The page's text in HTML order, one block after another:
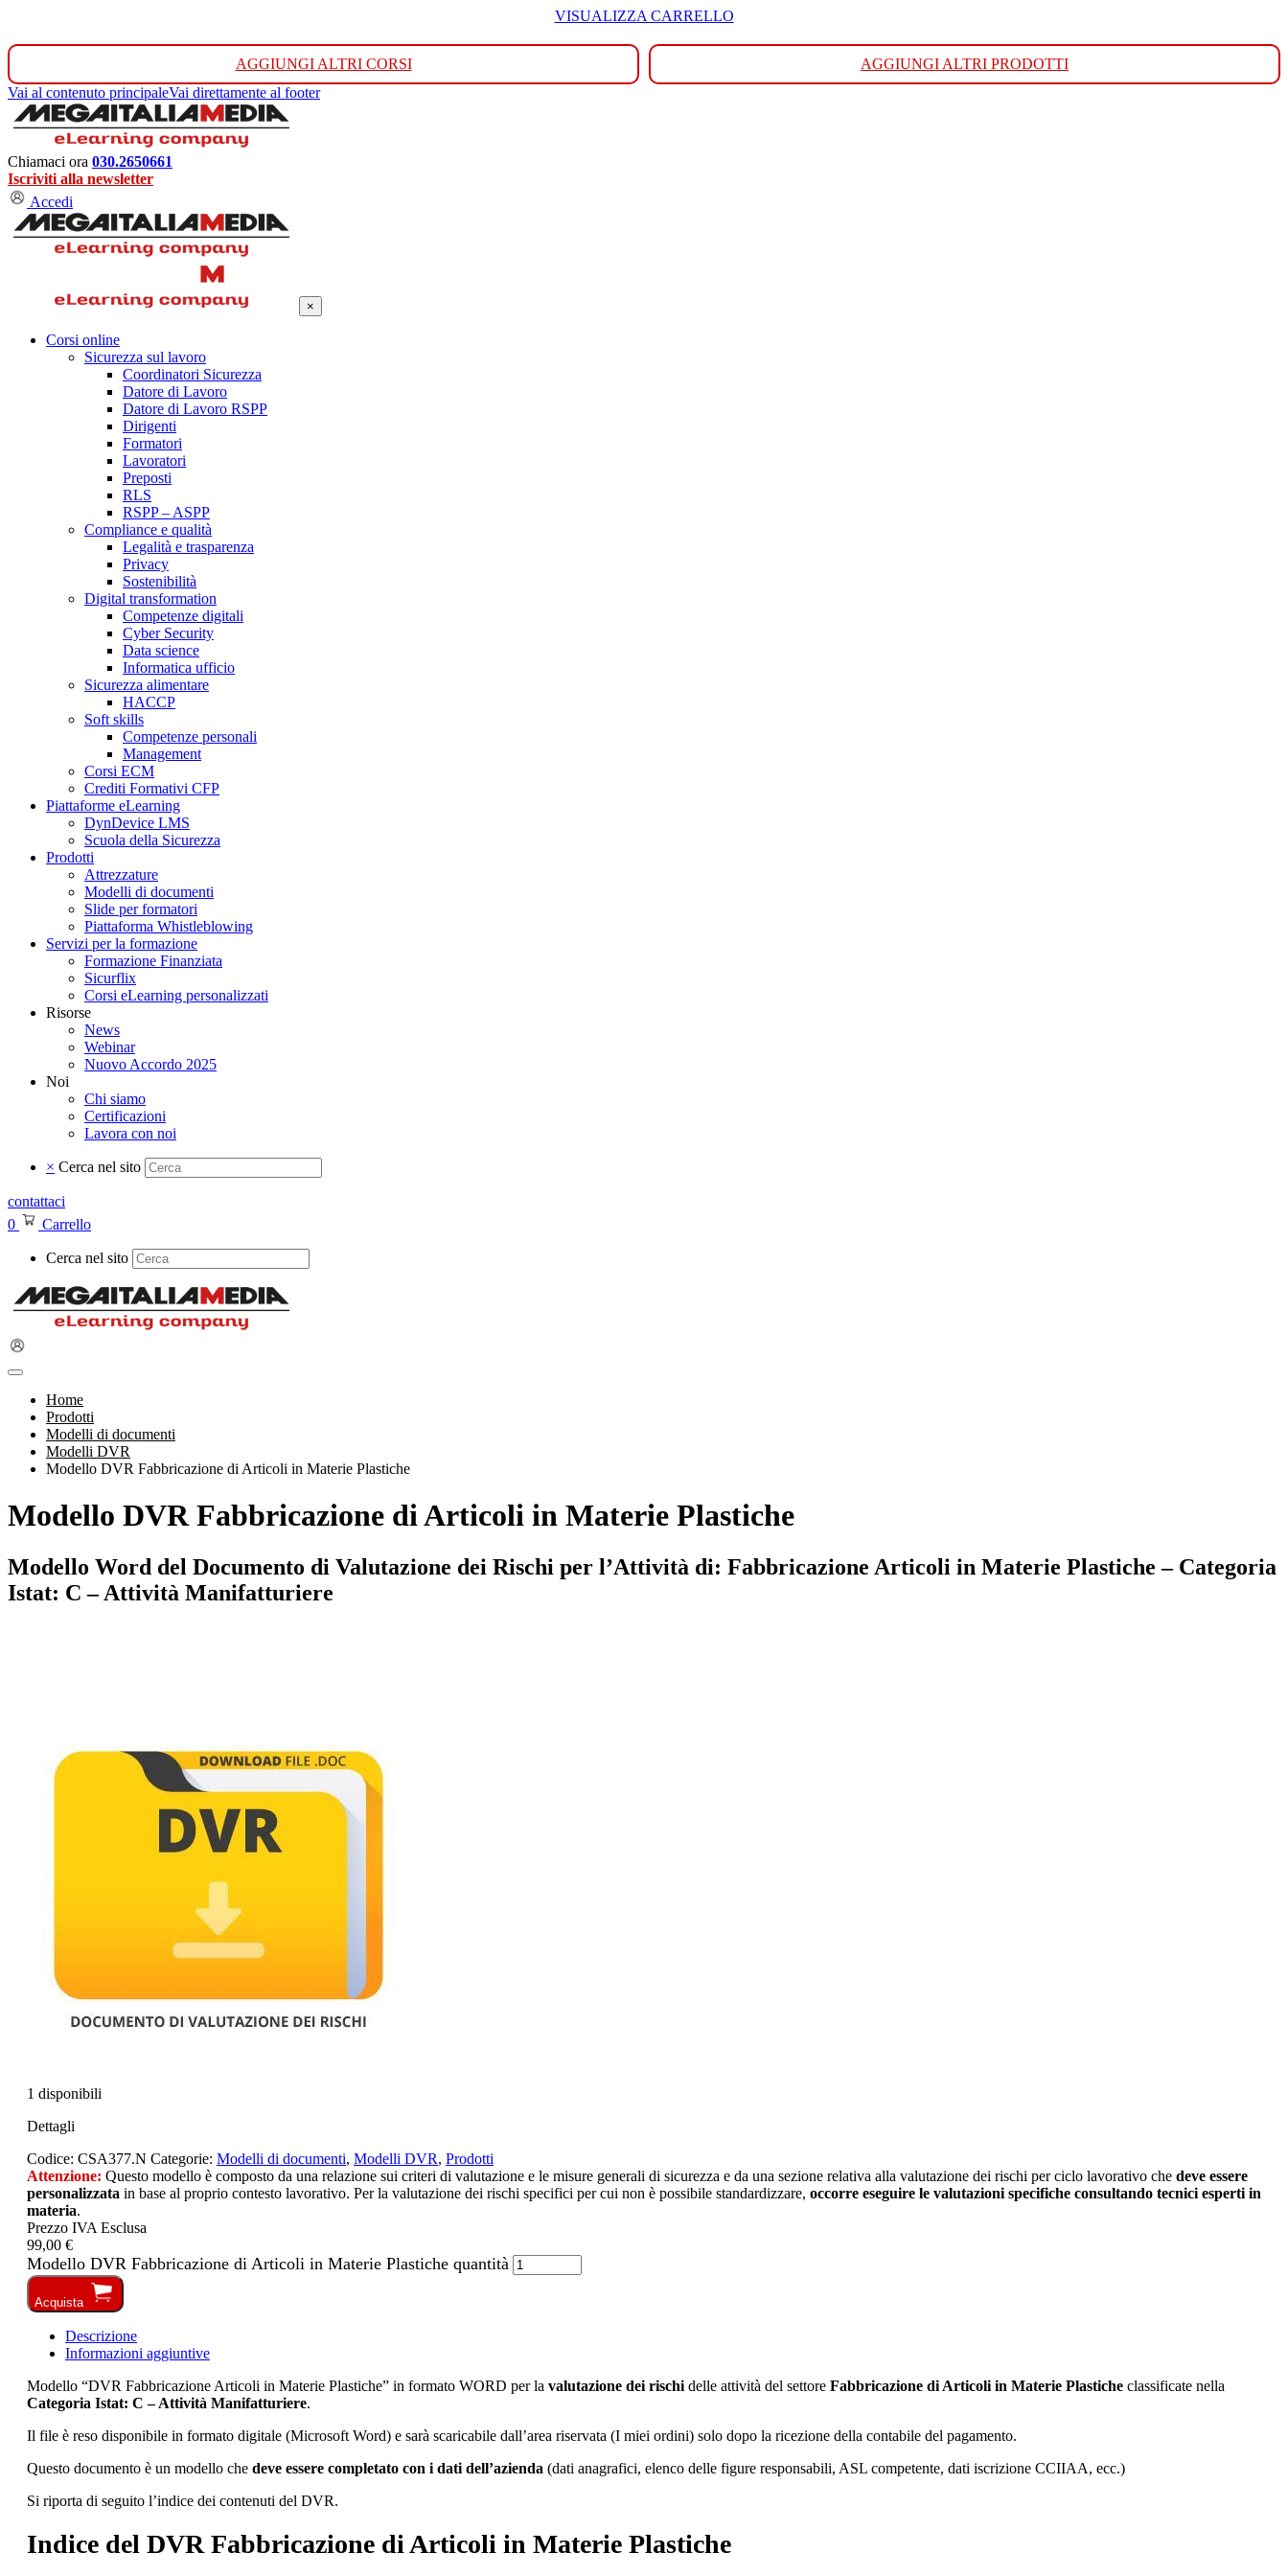
VISUALIZZA CARRELLO
AGGIUNGI ALTRI CORSI
AGGIUNGI ALTRI PRODOTTI
Vai al contenuto principaleVai direttamente al footer
Chiamaci ora 030.2650661
Iscriviti alla newsletter
Accedi
×
Corsi online
Sicurezza sul lavoro
Coordinatori Sicurezza
Datore di Lavoro
Datore di Lavoro RSPP
Dirigenti
Formatori
Lavoratori
Preposti
RLS
RSPP – ASPP
Compliance e qualità
Legalità e trasparenza
Privacy
Sostenibilità
Digital transformation
Competenze digitali
Cyber Security
Data science
Informatica ufficio
Sicurezza alimentare
HACCP
Soft skills
Competenze personali
Management
Corsi ECM
Crediti Formativi CFP
Piattaforme eLearning
DynDevice LMS
Scuola della Sicurezza
Prodotti
Attrezzature
Modelli di documenti
Slide per formatori
Piattaforma Whistleblowing
Servizi per la formazione
Formazione Finanziata
Sicurflix
Corsi eLearning personalizzati
Risorse
News
Webinar
Nuovo Accordo 2025
Noi
Chi siamo
Certificazioni
Lavora con noi
× Cerca nel sito
contattaci
0
Carrello
Cerca nel sito
Home
Prodotti
Modelli di documenti
Modelli DVR
Modello DVR Fabbricazione di Articoli in Materie Plastiche
Modello DVR Fabbricazione di Articoli in Materie Plastiche
Modello Word del Documento di Valutazione dei Rischi per l’Attività di: Fabbricazione Articoli in Materie Plastiche – Categoria
Istat: C – Attività Manifatturiere
1 disponibili
Dettagli
Codice: CSA377.N Categorie: Modelli di documenti, Modelli DVR, Prodotti
Attenzione: Questo modello è composto da una relazione sui criteri di valutazione e le misure generali di sicurezza e da una sezione relativa alla valutazione dei rischi per ciclo lavorativo che deve essere
personalizzata in base al proprio contesto lavorativo. Per la valutazione dei rischi specifici per cui non è possibile standardizzare, occorre eseguire le valutazioni specifiche consultando tecnici esperti in
materia.
Prezzo IVA Esclusa
99,00 €
Modello DVR Fabbricazione di Articoli in Materie Plastiche quantità
Acquista
Descrizione
Informazioni aggiuntive
Modello “DVR Fabbricazione Articoli in Materie Plastiche” in formato WORD per la valutazione dei rischi delle attività del settore Fabbricazione di Articoli in Materie Plastiche classificate nella
Categoria Istat: C – Attività Manifatturiere.
Il file è reso disponibile in formato digitale (Microsoft Word) e sarà scaricabile dall’area riservata (I miei ordini) solo dopo la ricezione della contabile del pagamento.
Questo documento è un modello che deve essere completato con i dati dell’azienda (dati anagrafici, elenco delle figure responsabili, ASL competente, dati iscrizione CCIIAA, ecc.)
Si riporta di seguito l’indice dei contenuti del DVR.
Indice del DVR Fabbricazione di Articoli in Materie Plastiche